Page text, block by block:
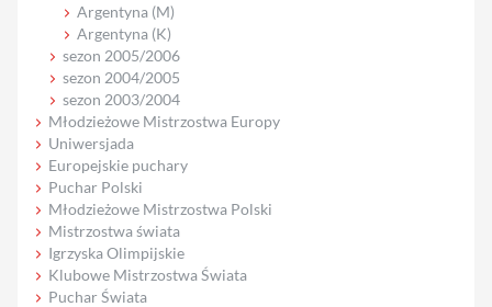
Argentyna (M)
Argentyna (K)
sezon 2005/2006
sezon 2004/2005
sezon 2003/2004
Młodzieżowe Mistrzostwa Europy
Uniwersjada
Europejskie puchary
Puchar Polski
Młodzieżowe Mistrzostwa Polski
Mistrzostwa świata
Igrzyska Olimpijskie
Klubowe Mistrzostwa Świata
Puchar Świata